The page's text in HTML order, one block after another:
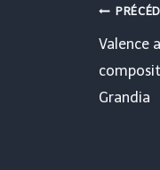
de
Valence
Grandia